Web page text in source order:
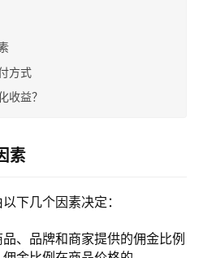
方式
收益？
素
下几个因素决定：
品、品牌和商家提供的佣金比例